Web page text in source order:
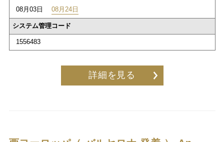
08月03日
08月24日
システム管理コード
1556483
詳細を見る